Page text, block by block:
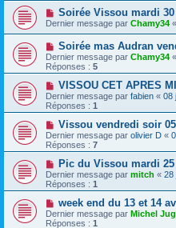
Soirée Vissou mardi
Dernier message par Chamy34 «
Soirée mas Audran
Dernier message par Chamy34 «
Réponses : 5
VISSOU CET APRES
Dernier message par fabien « 08
Réponses : 1
Vissou vendredi soir
Dernier message par olivier D «
Réponses : 7
Pic du Vissou mardi 25
Dernier message par mitch « 28
Réponses : 1
week end du 13 et 14
Dernier message par Michel
Réponses : 1